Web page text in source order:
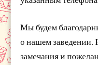
Мы будем
о нашем
замечания и